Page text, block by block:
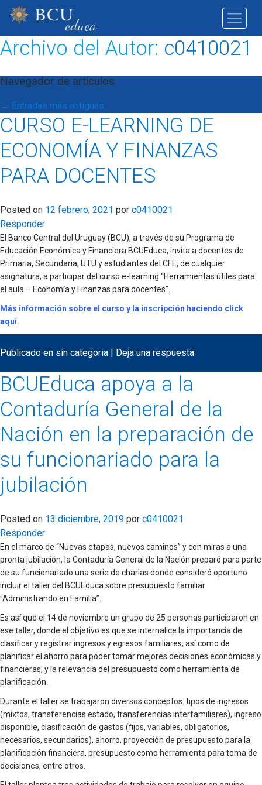
Archivo del Autor: c0410021
Navegador de artículos
← Entradas más antiguas
CURSO E-LEARNING DE
ECONOMÍA Y FINANZAS
PARA DOCENTES
Posted on 12 febrero, 2021 por c0410021
Responder
El Banco Central del Uruguay (BCU), a través de su Programa de
Educación Económica y Financiera BCUEduca, invita a docentes de
Primaria, Secundaria, UTU y estudiantes del CFE, de cualquier
asignatura, a participar del curso e-learning “Herramientas útiles para
el aula – Economía y Finanzas para docentes”.
Más información sobre el curso y la inscripción haciendo click
aquí.
Publicado en sin categoria | Deja una respuesta
BCUEduca apoya a la
Contaduría General de la
Nación en la preparación de
su funcionariado para la
jubilación
Posted on 13 diciembre, 2019 por c0410021
Responder
En el marco de “Nuevas etapas, nuevos caminos” y con miras a una
pronta jubilación, la Contaduría General de la Nación preparó para parte
de su funcionariado una serie de charlas donde consideró oportuno
incluir el taller del BCUEduca sobre presupuesto familiar
“Administrando en Familia”.
Es así que el 14 de noviembre un grupo de 25 personas participaron en
ese taller, donde el objetivo es que se internalice la importancia de
clasificar y registrar ingresos y egresos familiares, así como de
planificar el ahorro para poder tomar mejores decisiones económicas y
financieras, y la relevancia del presupuesto como herramienta de
planificación.
Durante el taller se trabajaron diversos conceptos: tipos de ingresos
(mixtos, transferencias estado, transferencias interfamiliares), ingreso
disponible, clasificación de gastos (fijos, variables, obligatorios,
necesarios, secundarios), ahorro, proyección de presupuesto para la
planificación financiera, presupuesto como herramienta para toma de
decisiones, entre otros.